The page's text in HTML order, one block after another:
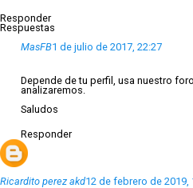
Responder
Respuestas
MasFB1 de julio de 2017, 22:27
Depende de tu perfil, usa nuestro
analizaremos.
Saludos
Responder
Ricardito perez akd12 de febrero de 2019,